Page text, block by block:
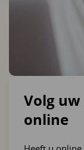
Volg
online